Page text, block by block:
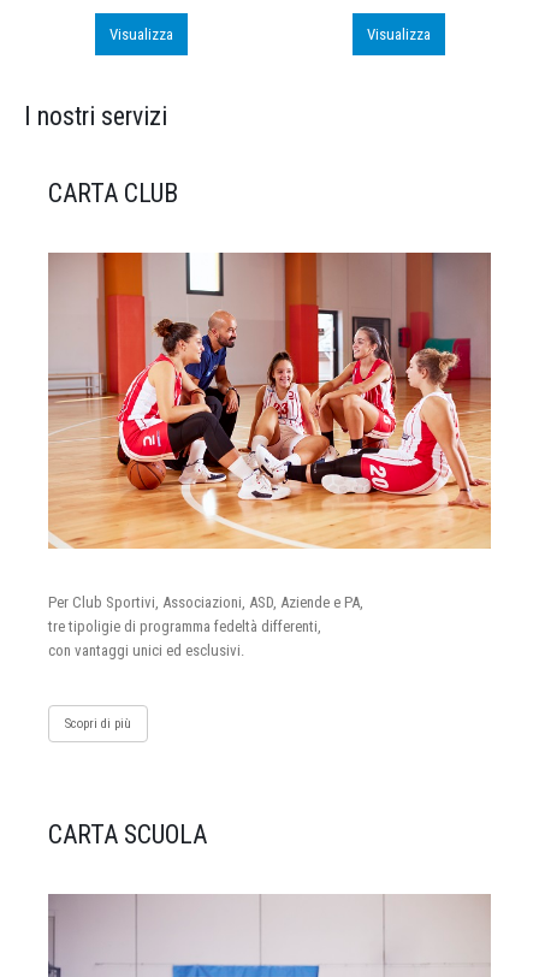
Visualizza Visualizza
I nostri servizi
CARTA CLUB
Per Club Sportivi, Associazioni, ASD, Aziende e PA,
tre tipoligie di programma fedeltà differenti,
con vantaggi unici ed esclusivi.
Scopri di più
CARTA SCUOLA